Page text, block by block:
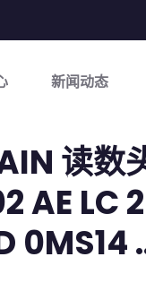
新闻动态
读数
AE LC
0MS14